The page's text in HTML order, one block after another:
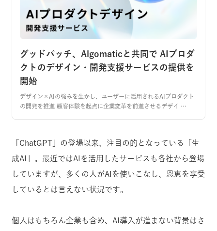
グッドパッチ、Algomaticと共同で AIプロダ
クトのデザイン・開発支援サービスの提供を
開始
デザイン×AIの強みを生かし、ユーザーに活用されるAIプロダクト
の開発を推進 顧客体験を起点に企業変革を前進させるデザイ …
「ChatGPT」の登場以来、注目の的となっている「生
成AI」。最近ではAIを活用したサービスも各社から登場
していますが、多くの人がAIを使いこなし、恩恵を享受
しているとは言えない状況です。
個人はもちろん企業も含め、AI導入が進まない背景はさ